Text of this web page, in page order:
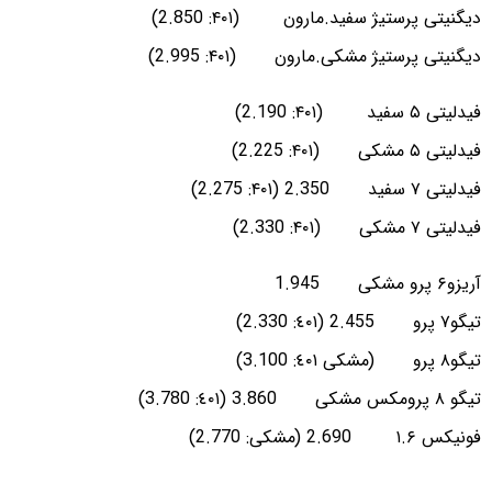
دیگنیتی پرستیژ سفید.مارون (۴۰۱: 2.850)
دیگنیتی پرستیژ مشکی.مارون (۴۰۱: 2.995)
فیدلیتی ۵ سفید (۴۰۱: 2.190)
فیدلیتی ۵ مشکی (۴۰۱: 2.225)
فیدلیتی ۷ سفید 2.350 (۴۰۱: 2.275)
فیدلیتی ٧ مشکی (۴۰۱: 2.330)
آریزو۶ پرو مشکی 1.945
تیگو۷ پرو 2.455 (٤٠١: 2.330)
تیگو۸ پرو (مشکی ٤٠١: 3.100)
تیگو ۸ پرومکس مشکی 3.860 (٤٠١: 3.780)
فونیکس ۱‌.۶ 2.690 (مشکی: 2.770)